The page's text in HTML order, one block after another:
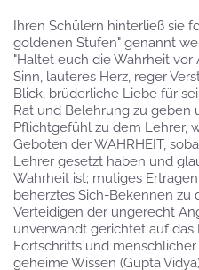
Ihren Schülern hinterließ sie
goldenen Stufen" genannt
"Haltet euch die Wahrheit
Sinn, lauteres Herz, reger
Blick, brüderliche Liebe für
Rat und Belehrung zu geben
Pflichtgefühl zu dem Lehrer,
Geboten der WAHRHEIT,
Lehrer gesetzt haben und
Wahrheit ist; mutiges
beherztes Sich-Bekennen zu
Verteidigen der ungerecht
unverwandt gerichtet auf
Fortschritts und
geheime Wissen (Gupta